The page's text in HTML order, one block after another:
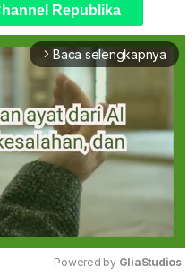
Republika
arrow_forward_ios Baca selengkapnya
Powered by GliaStudios